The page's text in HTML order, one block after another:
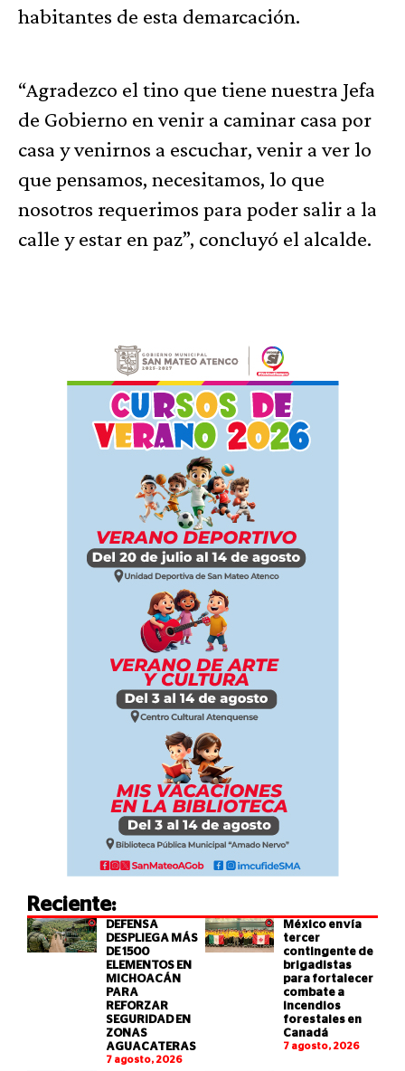
habitantes de esta demarcación.
“Agradezco el tino que tiene nuestra Jefa
de Gobierno en venir a caminar casa por
casa y venirnos a escuchar, venir a ver lo
que pensamos, necesitamos, lo que
nosotros requerimos para poder salir a la
calle y estar en paz”, concluyó el alcalde.
Reciente:
DEFENSA
DESPLIEGA MÁS
DE 1500
ELEMENTOS EN
MICHOACÁN
PARA
REFORZAR
SEGURIDAD EN
ZONAS
AGUACATERAS
7 agosto, 2026
México envía
tercer
contingente de
brigadistas
para fortalecer
combate a
incendios
forestales en
Canadá
7 agosto, 2026